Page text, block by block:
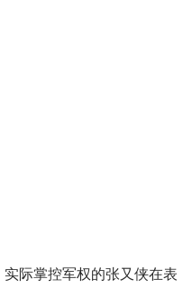
际掌控军权的张又侠在表